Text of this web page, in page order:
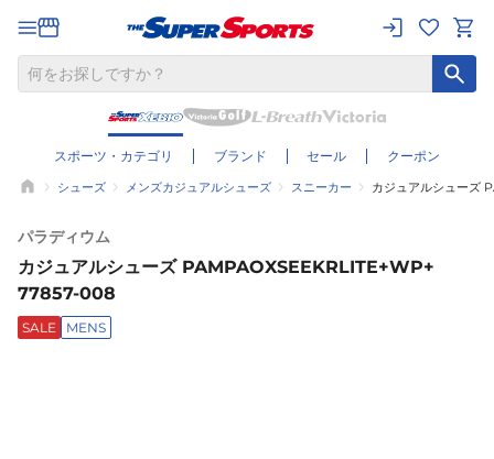
スポーツ・カテゴリ ブランド セール クーポン
シューズ メンズカジュアルシューズ スニーカー カジュアルシューズ
パラディウム
カジュアルシューズ PAMPAOXSEEKRLITE+WP+
77857-008
SALE MENS